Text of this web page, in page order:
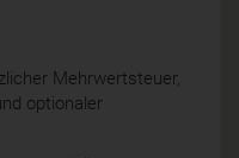
Mehrwertsteuer,
optionaler